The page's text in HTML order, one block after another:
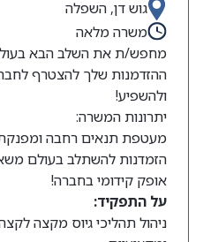
גוש דן, השפלה
משרה מלאה
מחפש/ת את השלב הבא בעולם
ההזדמנות שלך להצטרף
ולהשפיע!
יתרונות המשרה:
מעטפת תנאים רחבה ומפנקת
הזמדנות להשתלב בעולם
אופק קידומי בחברה!
על התפקיד:
ניהול תהליכי גיוס מקצה